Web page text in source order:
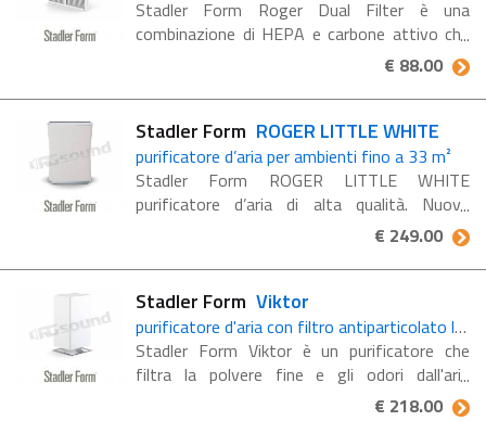
Stadler Form Roger Dual Filter è una
combinazione di HEPA e carbone attivo che
che filtra gli inquinanti dall'aria e assorbe i gas
(cattivi odori, fumo di tabacco). Filtro di
ricambio ...
€ 88.00
Stadler Form ROGER LITTLE WHITE
purificatore d’aria per ambienti fino a 33 m²
Stadler Form ROGER LITTLE WHITE
purificatore d’aria di alta qualità. Nuova
versione! Adatto ad ambienti fino a 33 m²
Ha un indicatore per la sostituzione del filtro
Indicatore ...
€ 249.00
Stadler Form Viktor
purificatore d'aria con filtro antiparticolato lavabile
Stadler Form Viktor è un purificatore che
filtra la polvere fine e gli odori dall'aria
Consigliato per chi soffre di allergie Con filtro
€ 218.00